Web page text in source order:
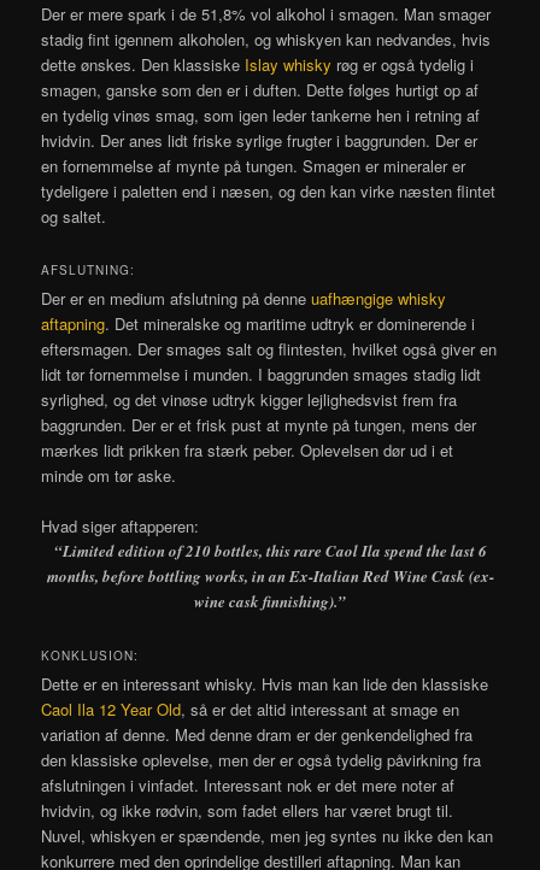
Der er mere spark i de 51,8% vol alkohol i smagen. Man smager
stadig fint igennem alkoholen, og whiskyen kan nedvandes, hvis
dette ønskes. Den klassiske Islay whisky røg er også tydelig i
smagen, ganske som den er i duften. Dette følges hurtigt op af
en tydelig vinøs smag, som igen leder tankerne hen i retning af
hvidvin. Der anes lidt friske syrlige frugter i baggrunden. Der er
en fornemmelse af mynte på tungen. Smagen er mineraler er
tydeligere i paletten end i næsen, og den kan virke næsten flintet
og saltet.
AFSLUTNING:
Der er en medium afslutning på denneuafhængige whisky
aftapning. Det mineralske og maritime udtryk er dominerende i
eftersmagen. Der smages salt og flintesten, hvilket også giver en
lidt tør fornemmelse i munden. I baggrunden smages stadig lidt
syrlighed, og det vinøse udtryk kigger lejlighedsvist frem fra
baggrunden. Der er et frisk pust at mynte på tungen, mens der
mærkes lidt prikken fra stærk peber. Oplevelsen dør ud i et
minde om tør aske.
Hvad siger aftapperen:
“Limited edition of 210 bottles, this rare Caol Ila spend the last 6
months, before bottling works, in an Ex-Italian Red Wine Cask (ex-
wine cask finnishing).”
KONKLUSION:
Dette er en interessant whisky. Hvis man kan lide den klassiske
Caol Ila 12 Year Old, så er det altid interessant at smage en
variation af denne. Med denne dram er der genkendelighed fra
den klassiske oplevelse, men der er også tydelig påvirkning fra
afslutningen i vinfadet. Interessant nok er det mere noter af
hvidvin, og ikke rødvin, som fadet ellers har været brugt til.
Nuvel, whiskyen er spændende, men jeg syntes nu ikke den kan
konkurrere med den oprindelige destilleri aftapning. Man kan